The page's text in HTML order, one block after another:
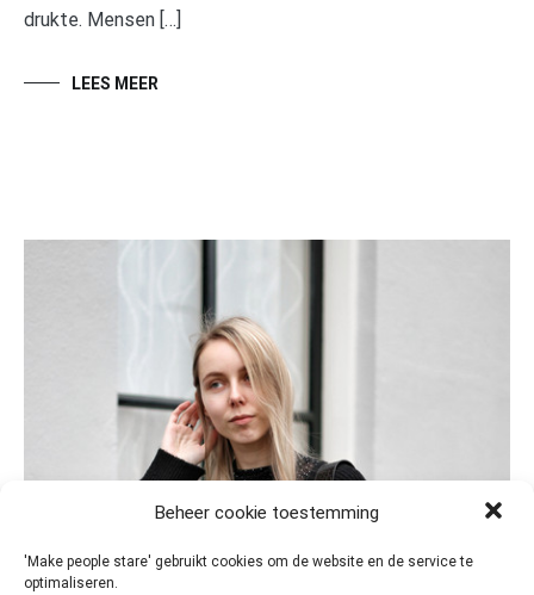
Beheer cookie toestemming
'Make people stare' gebruikt cookies om de website en de service te
optimaliseren.
drukte. Mensen […]
LEES MEER